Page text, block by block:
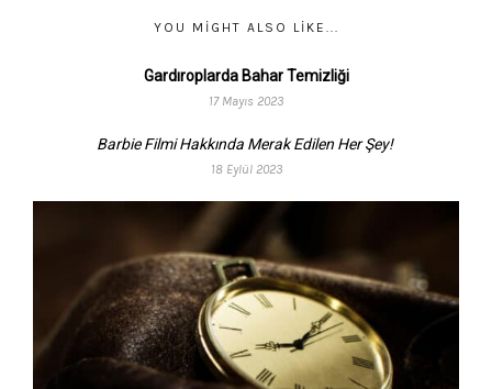
YOU MIGHT ALSO LIKE...
Gardıroplarda Bahar Temizliği
17 Mayıs 2023
Barbie Filmi Hakkında Merak Edilen Her Şey!
18 Eylül 2023